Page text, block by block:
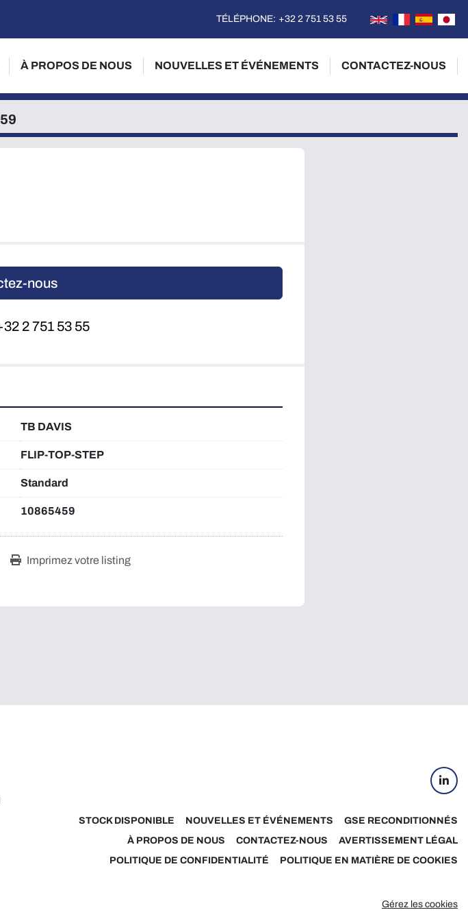
TÉLÉPHONE: +32 2 751 53 55
NOUVELLES ET ÉVÉNEMENTS
À PROPOS DE NOUS CONTACTEZ-NOUS
nous
2 751 53 55
TB DAVIS
FLIP-TOP-STEP
Standard
10865459
Imprimez votre listing
STOCK DISPONIBLE NOUVELLES ET ÉVÉNEMENTS
GSE RECONDITIONNÉS
À PROPOS DE NOUS
CONTACTEZ-NOUS
AVERTISSEMENT LÉGAL
POLITIQUE DE CONFIDENTIALITÉ
POLITIQUE EN MATIÈRE DE COOKIES
Gérez les cookies